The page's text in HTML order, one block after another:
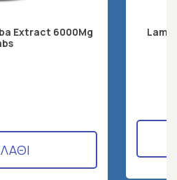
Extract 6000Mg